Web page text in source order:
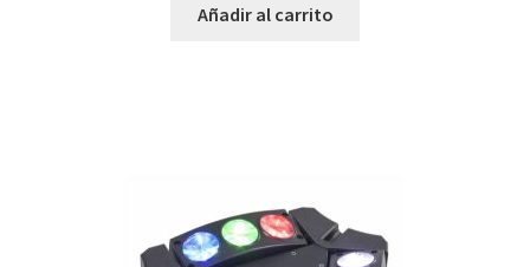
Añadir al carrito